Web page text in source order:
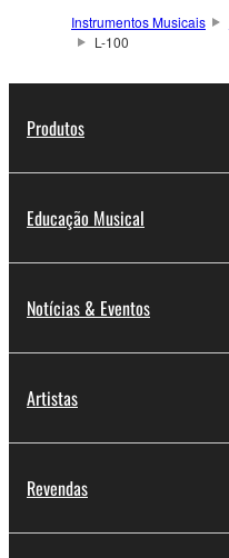
Instrumentos Musicais
L-100
Produtos
Educação Musical
Notícias & Eventos
Artistas
Revendas